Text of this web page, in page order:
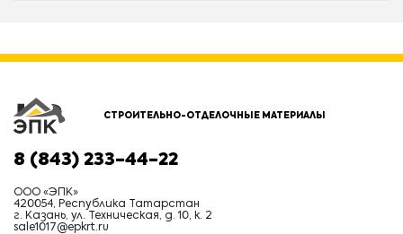
СТРОИТЕЛЬНО-ОТДЕЛОЧНЫЕ МАТЕРИАЛЫ
8 (843) 233-44-22
ООО «ЭПК»
420054, Республика Татарстан
г. Казань, ул. Техническая, д. 10, к. 2
sale1017@epkrt.ru